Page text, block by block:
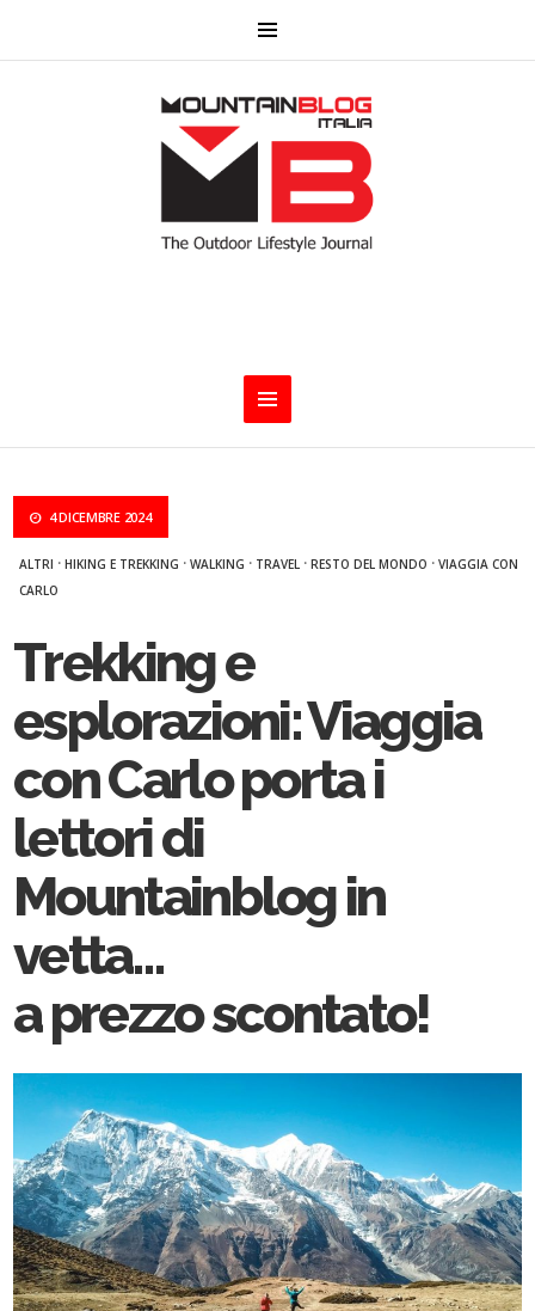
4 DICEMBRE 2024
ALTRI ·HIKING E TREKKING ·WALKING · TRAVEL ·RESTO DEL MONDO ·VIAGGIA CON
CARLO
Trekking e
esplorazioni: Viaggia
con Carlo porta i
lettori di
Mountainblog in
vetta…
a prezzo scontato!